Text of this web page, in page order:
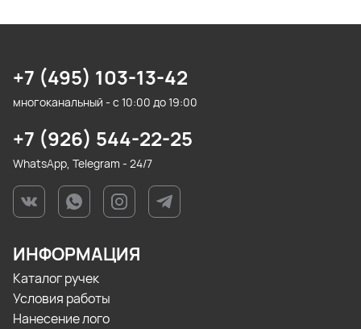
+7 (495) 103-13-42
многоканальный - с 10:00 до 19:00
+7 (926) 544-22-25
WhatsApp, Telegram - 24/7
ИНФОРМАЦИЯ
Каталог ручек
Условия работы
Нанесение лого